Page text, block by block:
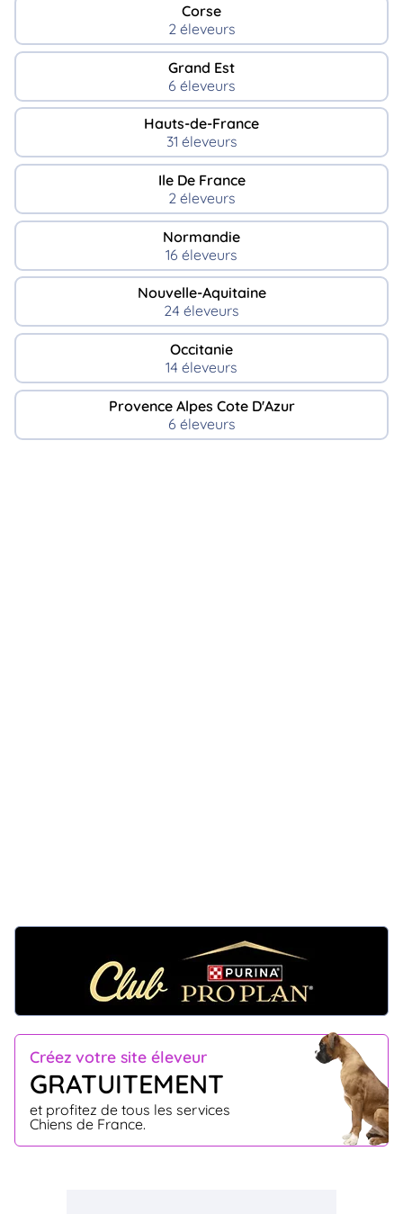
Corse
2 éleveurs
Grand Est
6 éleveurs
Hauts-de-France
31 éleveurs
Ile De France
2 éleveurs
Normandie
16 éleveurs
Nouvelle-Aquitaine
24 éleveurs
Occitanie
14 éleveurs
Provence Alpes Cote D'Azur
6 éleveurs
Créez votre site éleveur
GRATUITEMENT
et profitez de tous les services
Chiens de France.